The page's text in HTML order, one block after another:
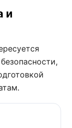
и